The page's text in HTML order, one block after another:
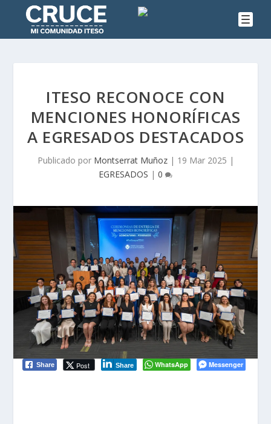
ITESO RECONOCE CON
MENCIONES HONORÍFICAS
A EGRESADOS DESTACADOS
Publicado por Montserrat Muñoz| 19 Mar 2025 |
EGRESADOS | 0
Share Post Share WhatsApp Messenger